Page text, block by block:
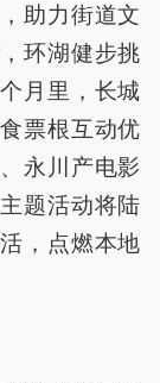
助力街道文
环湖健步挑
月里，长城
票根互动优
永川产电影
题活动将陆
，点燃本地